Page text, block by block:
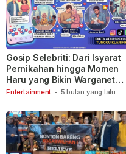
Entertainment - 5 bulan yang lalu
Gosip Selebriti: Dari Isyarat
Pernikahan hingga Momen
Haru yang Bikin Warganet
Berspekulasi